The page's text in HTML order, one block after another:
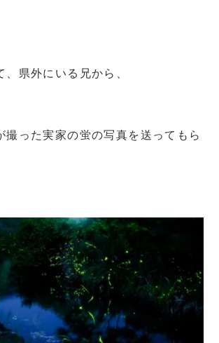
県外にいる兄から、
撮った実家の蛍の写真を送ってもら